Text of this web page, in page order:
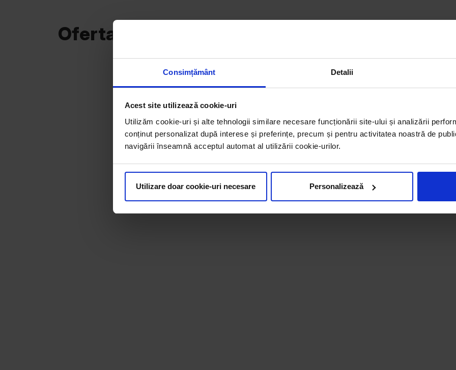
Consimțământ Detalii
Acest site utilizează cookie-uri
Utilizăm cookie-uri și alte tehnologii similare necesare funcționării site-ului și analizării
conținut personalizat după interese și preferințe, precum și pentru activitatea noastră de
navigării înseamnă acceptul automat al utilizării cookie-urilor.
Utilizare doar cookie-uri necesare Personalizează
Oferta curentă